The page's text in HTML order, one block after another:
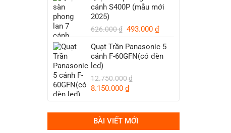
626.000 ₫.là:
cánh S400P (mẫu mới
2025)
626.000₫ Giá
là:
626.000 ₫.
493.000 ₫Giá
tại
là:
Quạt Trần Panasonic 5
cánh F-60GFN(có đèn
led)
12.750.000₫
Giá
12.750.000 ₫.
8.150.000 ₫Giá
là:
8.150.000 ₫.
BÀI VIẾT MỚI